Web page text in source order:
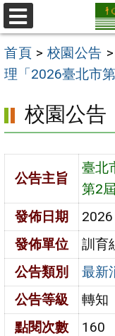
跳
至
主
要
區
選
單
首頁 > 校園公告
理「2026臺北市
校園公告
公告主旨
臺北
第2
發佈日期
發佈單位
訓育
公告類別
最新
公告等級
轉知
點閱次數
160